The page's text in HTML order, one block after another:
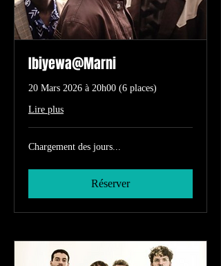
Ibiyewa@Marni
20 Mars 2026 à 20h00 (6 places)
Lire plus
Chargement des jours...
Réserver